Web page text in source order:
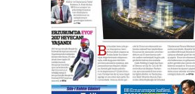
Ahmed Yesevi’den bir
”Reisimiz” idi… Hakka
26 Mart 2026 Perşembe
Cem Bakırcı
Ardında bıraktığı
gönül adamı Faruk